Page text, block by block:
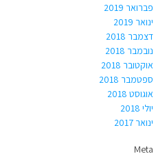
פברואר 2019
ינואר 2019
דצמבר 2018
נובמבר 2018
אוקטובר 2018
ספטמבר 2018
אוגוסט 2018
יולי 2018
ינואר 2017
Meta